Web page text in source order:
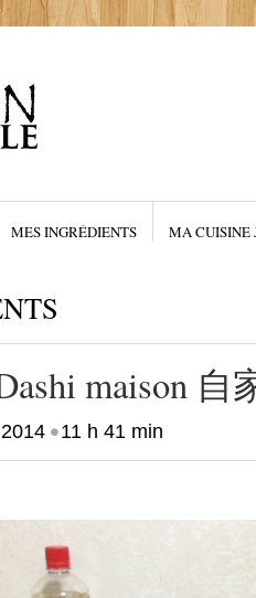
MES INGRÉDIENTS MA CUISINE
maison
•11 h 41 min